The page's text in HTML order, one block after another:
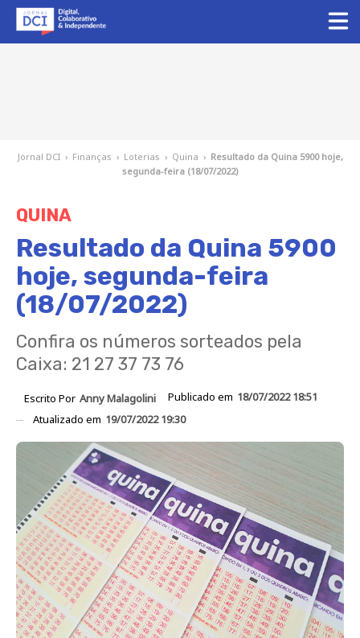
Jornal DCI › Finanças › Loterias › Quina › Resultado da Quina 5900 hoje,
segunda-feira (18/07/2022)
QUINA
Resultado da Quina 5900
hoje, segunda-feira
(18/07/2022)
Confira os números sorteados pela
Caixa: 21 27 37 73 76
Escrito Por Anny Malagolini Publicado em 18/07/2022 18:51
Atualizado em 19/07/2022 19:30